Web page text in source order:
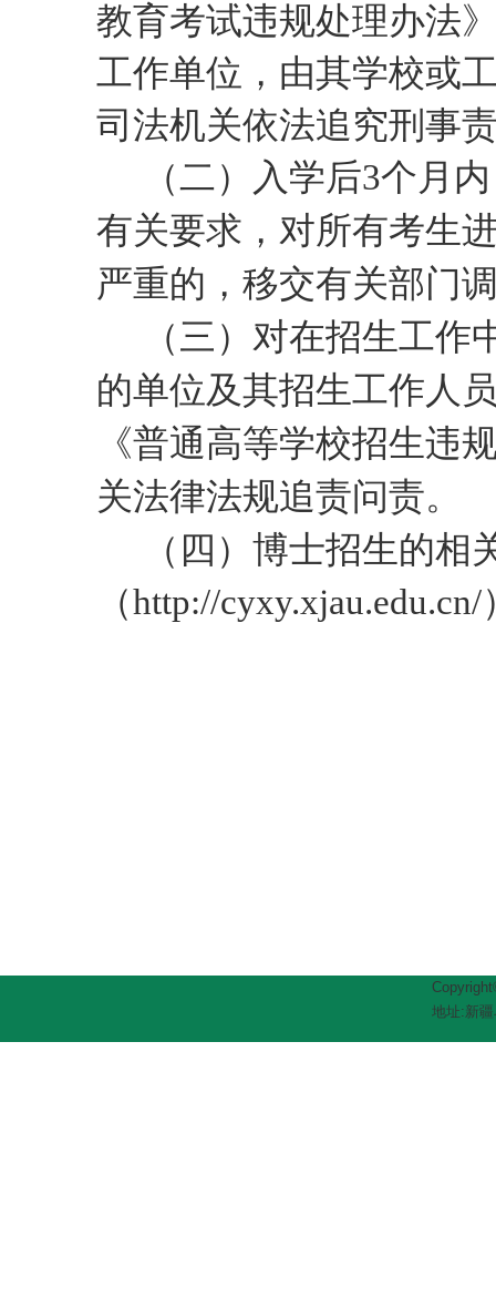
教育考试违规处理办法
工作单位，由其学校或
司法机关依法追究刑事
（二）入学后3个月
有关要求，对所有考生
严重的，移交有关部门
（三）对在招生工
的单位及其招生工作人
《普通高等学校招生违
关法律法规追责问责。
（ 四 ）博士招生的相
（http://cyxy.xjau.edu.cn/
地址:新